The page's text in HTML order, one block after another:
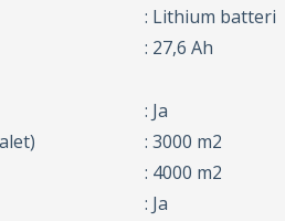
: Lithium batteri
: 27,6 Ah
: Ja
: 3000 m2
: 4000 m2
: Ja